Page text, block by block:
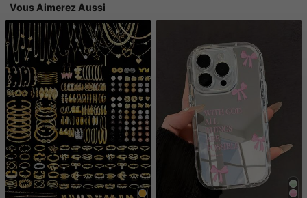
Vous Aimerez Aussi